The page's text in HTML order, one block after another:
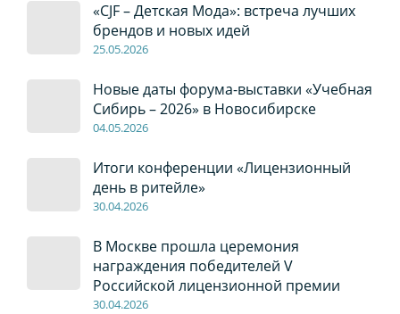
«CJF – Детская Мода»: встреча лучших
брендов и новых идей
25.05.2026
Новые даты форума-выставки «Учебная
Сибирь – 2026» в Новосибирске
04.05.2026
Итоги конференции «Лицензионный
день в ритейле»
30.04.2026
В Москве прошла церемония
награждения победителей V
Российской лицензионной премии
30.04.2026